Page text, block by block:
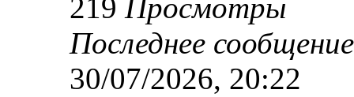
219 Просмотры
Последнее
30/07/2026, 20:22